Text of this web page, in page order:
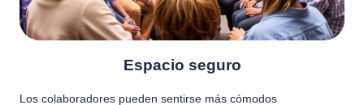
Espacio seguro
Los colaboradores pueden sentirse más cómodos